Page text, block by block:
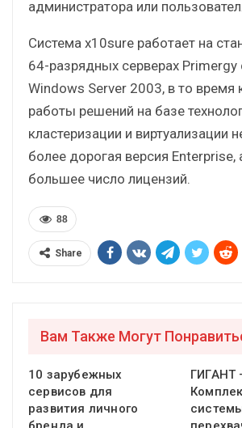
администратора или
Система x10sure работает на
64-разрядных серверах
Windows Server 2003, в то время
работы решений на базе
кластеризации и виртуализации
более дорогая версия Enterprise,
большее число лицензий.
88
Share
Вам Также Могут
10 зарубежных
сервисов для
развития личного
ГИГАНТ